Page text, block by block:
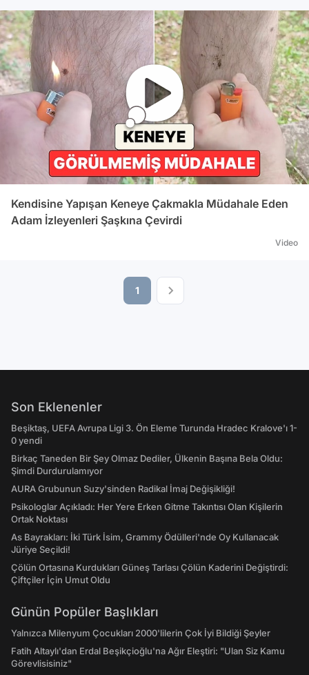
Kendisine Yapışan Keneye Çakmakla Müdahale Eden
Adam İzleyenleri Şaşkına Çevirdi
Video
1
Son Eklenenler
Beşiktaş, UEFA Avrupa Ligi 3. Ön Eleme Turunda Hradec Kralove'ı 1-
0 yendi
Birkaç Taneden Bir Şey Olmaz Dediler, Ülkenin Başına Bela Oldu:
Şimdi Durdurulamıyor
AURA Grubunun Suzy'sinden Radikal İmaj Değişikliği!
Psikologlar Açıkladı: Her Yere Erken Gitme Takıntısı Olan Kişilerin
Ortak Noktası
As Bayrakları: İki Türk İsim, Grammy Ödülleri'nde Oy Kullanacak
Jüriye Seçildi!
Çölün Ortasına Kurdukları Güneş Tarlası Çölün Kaderini Değiştirdi:
Çiftçiler İçin Umut Oldu
Günün Popüler Başlıkları
Yalnızca Milenyum Çocukları 2000'lilerin Çok İyi Bildiği Şeyler
Fatih Altaylı'dan Erdal Beşikçioğlu'na Ağır Eleştiri: "Ulan Siz Kamu
Görevlisisiniz"